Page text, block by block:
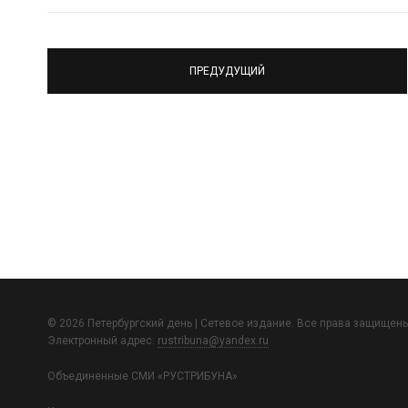
ПРЕДУДУЩИЙ
© 2026 Петербургский день | Сетевое издание. Все права
Электронный адрес: rustribuna@yandex.ru
Объединенные СМИ «РУСТРИБУНА»